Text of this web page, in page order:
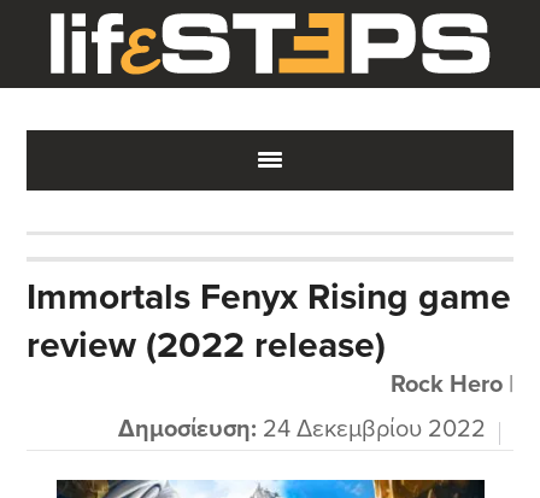
main
content
primary
sidebar
footer
Immortals Fenyx Rising game
review (2022 release)
Rock Hero|
Δημοσίευση: 24 Δεκεμβρίου 2022